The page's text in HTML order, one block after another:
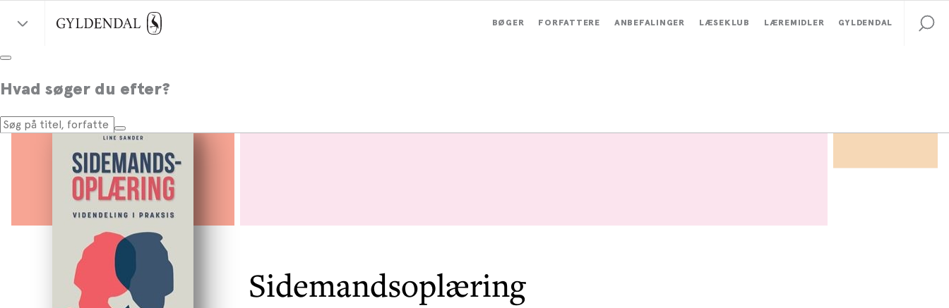
BØGER FORFATTERE ANBEFALINGER LÆSEKLUB LÆREMIDLER GYLDENDAL
Hvad søger du efter?
Sidemandsoplæring